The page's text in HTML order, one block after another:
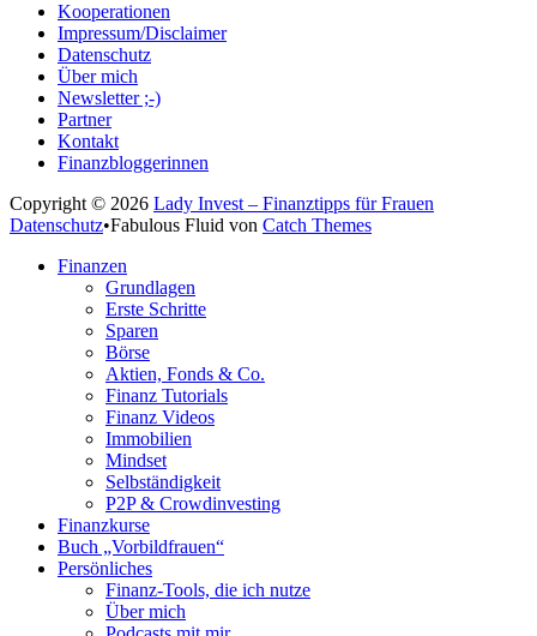
Kooperationen
Impressum/Disclaimer
Datenschutz
Über mich
Newsletter ;-)
Partner
Kontakt
Finanzbloggerinnen
Copyright © 2026 Lady Invest – Finanztipps für Frauen
Datenschutz•Fabulous Fluid von Catch Themes
oben
Finanzen
Grundlagen
Erste Schritte
Sparen
Börse
Aktien, Fonds & Co.
Finanz Tutorials
Finanz Videos
Immobilien
Mindset
Selbständigkeit
P2P & Crowdinvesting
Finanzkurse
Buch „Vorbildfrauen“
Persönliches
Finanz-Tools, die ich nutze
Über mich